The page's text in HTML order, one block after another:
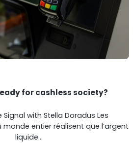
for cashless society?
with Stella Doradus Les
entier réalisent que l’argent
liquide…